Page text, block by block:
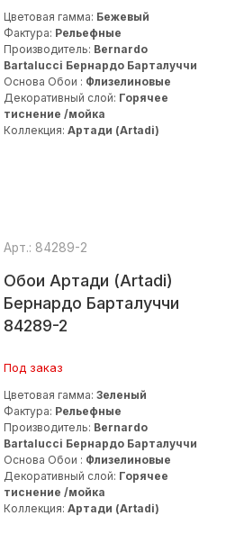
Цветовая гамма: Бежевый
Фактура: Рельефные
Производитель: Bernardo
Bartalucci Бернардо Барталуччи
Основа Обои : Флизелиновые
Декоративный слой: Горячее
тиснение /мойка
Коллекция: Артади (Artadi)
Обои Артади (Artadi)
Бернардо Барталуччи
84289-2
Арт.: 84289-2
Под заказ
Цветовая гамма: Зеленый
Фактура: Рельефные
Производитель: Bernardo
Bartalucci Бернардо Барталуччи
Основа Обои : Флизелиновые
Декоративный слой: Горячее
тиснение /мойка
Коллекция: Артади (Artadi)